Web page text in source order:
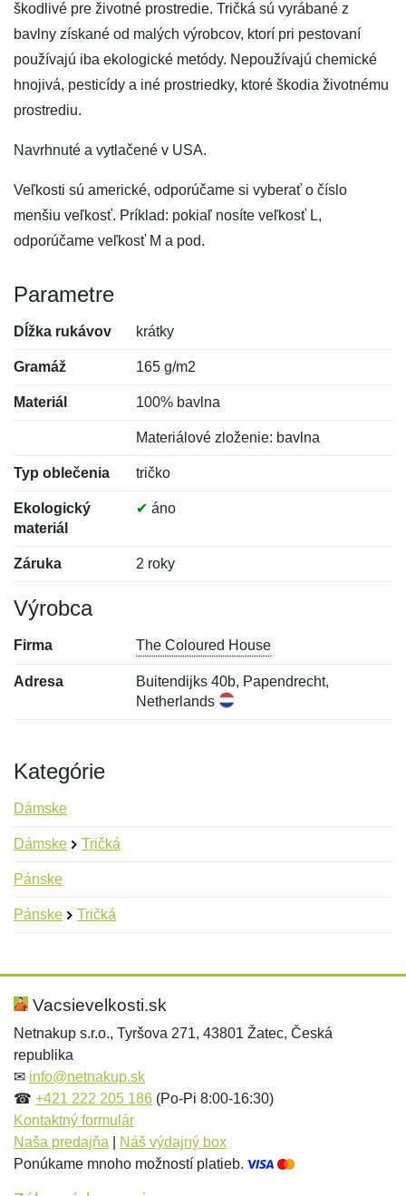
škodlivé pre životné prostredie. Tričká sú vyrábané z
bavlny získané od malých výrobcov, ktorí pri pestovaní
používajú iba ekologické metódy. Nepoužívajú chemické
hnojivá, pesticídy a iné prostriedky, ktoré škodia životnému
prostrediu.
Navrhnuté a vytlačené v USA.
Veľkosti sú americké, odporúčame si vyberať o číslo
menšiu veľkosť. Príklad: pokiaľ nosíte veľkosť L,
odporúčame veľkosť M a pod.
Parametre
Dĺžka rukávov krátky
Gramáž 165 g/m2
Materiál 100% bavlna
Materiálové zloženie: bavlna
Typ oblečenia tričko
Ekologický
materiál
✔ áno
Záruka 2 roky
Výrobca
Firma The Coloured House
Adresa
Buitendijks 40b, Papendrecht,
Netherlands
Kategórie
Dámske
Dámske Tričká
Pánske
Pánske Tričká
Hodnotenie:
Meno:*
E-mail:
Meno:
E-mail:*
Správa*
Vacsievelkosti.sk
Netnakup s.r.o., Tyršova 271, 43801 Žatec, Česká
republika
✉ info@netnakup.sk
☎ +421 222 205 186 (Po-Pi 8:00-16:30)
Kontaktný formulár
Naša predajňa
Náš výdajný box
Ponúkame mnoho možností platieb.